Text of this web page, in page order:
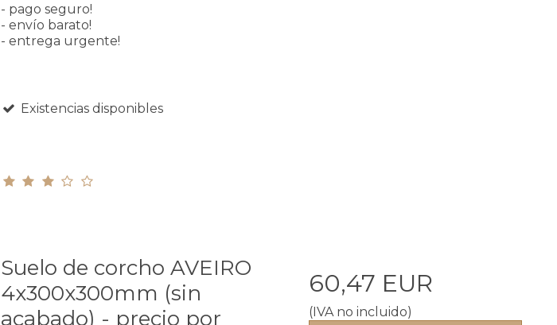
- pago seguro!
- envío barato!
- entrega urgente!
Existencias disponibles
Suelo de corcho AVEIRO
4x300x300mm (sin
acabado) - precio por
60,47 EUR
(IVA no incluido)